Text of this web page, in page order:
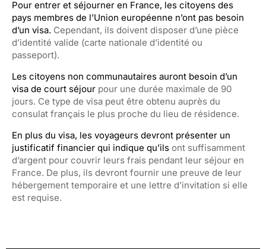
Pour entrer et séjourner en France, les citoyens des
pays membres de l’Union européenne n’ont pas besoin
d’un visa. Cependant, ils doivent disposer d’une pièce
d’identité valide (carte nationale d’identité ou
passeport).
Les citoyens non communautaires auront besoin d’un
visa de court séjour pour une durée maximale de 90
jours. Ce type de visa peut être obtenu auprès du
consulat français le plus proche du lieu de résidence.
En plus du visa, les voyageurs devront présenter un
justificatif financier qui indique qu’ils ont suffisamment
d’argent pour couvrir leurs frais pendant leur séjour en
France. De plus, ils devront fournir une preuve de leur
hébergement temporaire et une lettre d’invitation si elle
est requise.